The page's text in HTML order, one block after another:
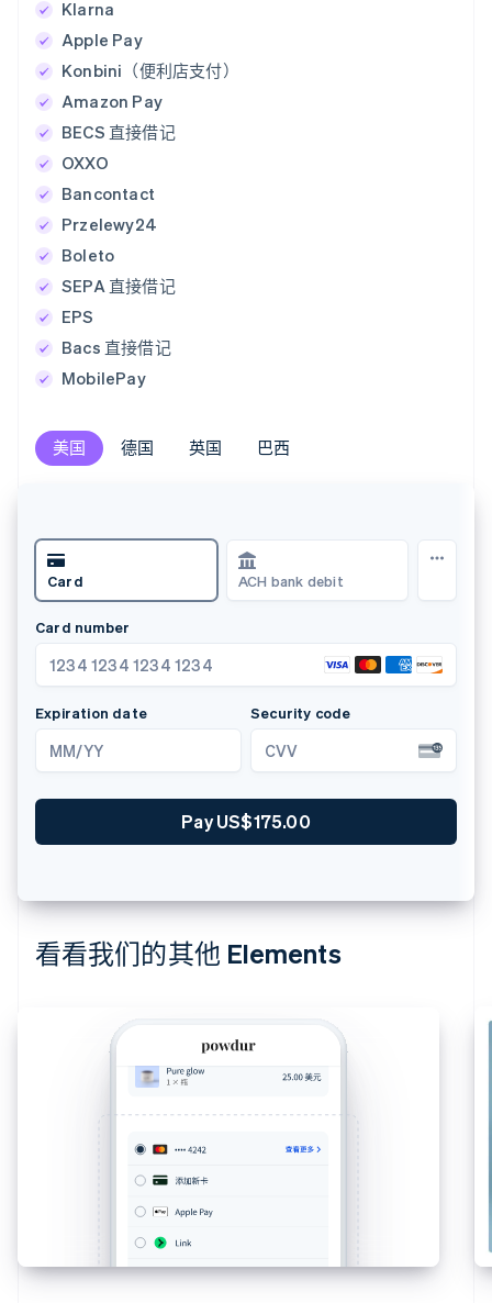
Klarna
Apple Pay
Konbini（便利店支付）
Amazon Pay
BECS 直接借记
OXXO
Bancontact
Przelewy24
Boleto
SEPA 直接借记
EPS
Bacs 直接借记
MobilePay
美国 德国 英国 巴西
美国 德国 英国 巴西
Card ACH bank debit
Card number
1234 1234 1234 1234
Expiration date
MM/YY
Security code
CVV
Pay US$175.00
看看我们的其他 Elements